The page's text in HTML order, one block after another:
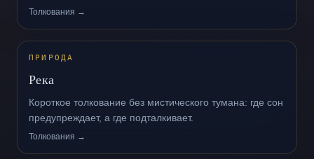
Толкования →
ПРИРОДА
Река
Короткое толкование без мистического тумана: где сон
предупреждает, а где подталкивает.
Толкования →